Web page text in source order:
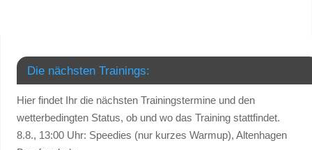
Die nächsten Trainings:
Hier findet Ihr die nächsten Trainingstermine und den
wetterbedingten Status, ob und wo das Training stattfindet.
8.8., 13:00 Uhr: Speedies (nur kurzes Warmup), Altenhagen